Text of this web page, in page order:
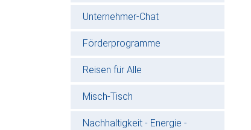
Unternehmer-Chat
Förderprogramme
Reisen für Alle
Misch-Tisch
Nachhaltigkeit - Energie -